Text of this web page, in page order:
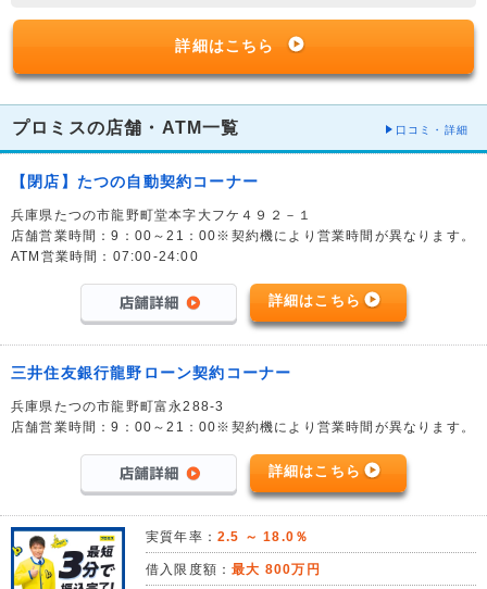
詳細はこちら
プロミスの店舗・ATM一覧 口コミ・詳細
【閉店】たつの自動契約コーナー
兵庫県たつの市龍野町堂本字大フケ４９２－１
店舗営業時間：9：00～21：00※契約機により営業時間が異なります。
ATM営業時間：07:00-24:00
詳細はこちら
三井住友銀行龍野ローン契約コーナー
兵庫県たつの市龍野町富永288-3
店舗営業時間：9：00～21：00※契約機により営業時間が異なります。
詳細はこちら
実質年率： 2.5 ～ 18.0％
借入限度額：最大 800万円